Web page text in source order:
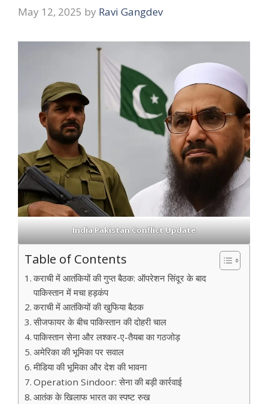
May 12, 2025 by Ravi Gangdev
India Pakistan Conflict Update
Table of Contents
कराची में आतंकियों की गुप्त बैठक: ऑपरेशन सिंदूर के बाद
पाकिस्तान में मचा हड़कंप
कराची में आतंकियों की खुफिया बैठक
सीजफायर के बीच पाकिस्तान की दोहरी चाल
पाकिस्तान सेना और लश्कर-ए-तैयबा का गठजोड़
अमेरिका की भूमिका पर सवाल
मीडिया की भूमिका और देश की भावना
Operation Sindoor: सेना की बड़ी कार्रवाई
आतंक के खिलाफ भारत का स्पष्ट रुख